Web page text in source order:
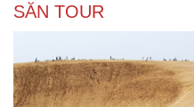
Sân khấu - Điện ảnh
Văn học
Di sản
SĂN TOUR